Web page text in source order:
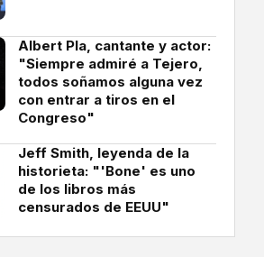
Albert Pla, cantante y actor:
"Siempre admiré a Tejero,
todos soñamos alguna vez
con entrar a tiros en el
Congreso"
Jeff Smith, leyenda de la
historieta: "'Bone' es uno
de los libros más
censurados de EEUU"